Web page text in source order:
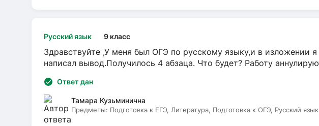
Русский язык 9 класс
Здравствуйте ,У меня был ОГЭ по русскому языку,и в изложении я
написал вывод.Получилось 4 абзаца. Что будет? Работу
Ответ дан
Тамара Кузьминична
Предметы: Подготовка к ЕГЭ, Литература, Подготовка к ОГЭ, Русский язык